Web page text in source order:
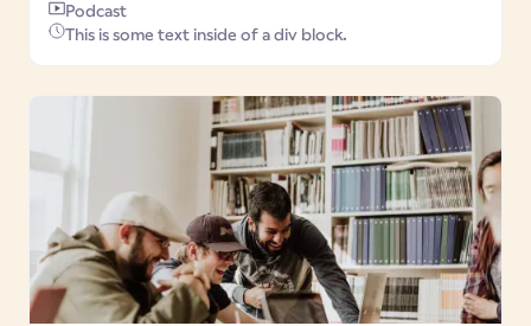
Podcast
This is some text inside of a div block.